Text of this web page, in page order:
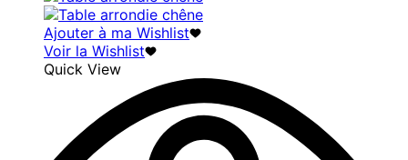
Ajouter à ma Wishlist
Voir la Wishlist
Quick View